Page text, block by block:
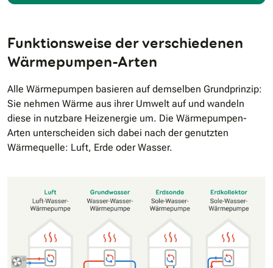
Funktionsweise der verschiedenen
Wärmepumpen-Arten
Alle Wärmepumpen basieren auf demselben Grundprinzip:
Sie nehmen Wärme aus ihrer Umwelt auf und wandeln
diese in nutzbare Heizenergie um. Die Wärmepumpen-
Arten unterscheiden sich dabei nach der genutzten
Wärmequelle: Luft, Erde oder Wasser.